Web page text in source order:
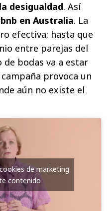
desigualdad. Así
en Australia. La
efectiva: hasta que
entre parejas del
bodas va a estar
provoca un
aún no existe el
de marketing
contenido